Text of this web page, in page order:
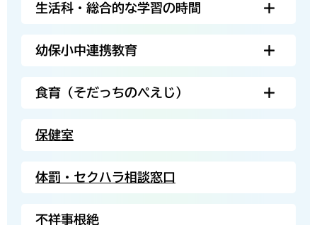
生活科・総合的な学習の時間
幼保小中連携教育
食育（そだっちのぺえじ）
保健室
体罰・セクハラ相談窓口
不祥事根絶